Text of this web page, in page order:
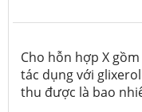
Cho hỗn hợp X gồm
tác dụng với
thu được là bao